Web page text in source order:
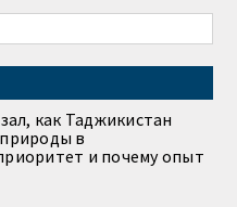
как Таджикистан
в
и почему опыт